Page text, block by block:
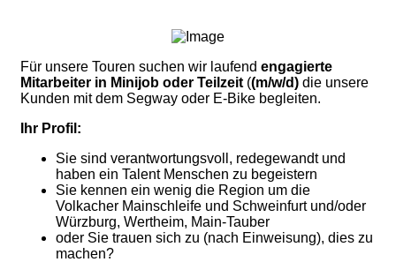
Für unsere Touren suchen wir laufend engagierte
Mitarbeiter in Minijob oder Teilzeit ((m/w/d) die unsere
Kunden mit dem Segway oder E-Bike begleiten.
Ihr Profil:
Sie sind verantwortungsvoll, redegewandt und
haben ein Talent Menschen zu begeistern
Sie kennen ein wenig die Region um die
Volkacher Mainschleife und Schweinfurt und/oder
Würzburg, Wertheim, Main-Tauber
oder Sie trauen sich zu (nach Einweisung), dies zu
machen?